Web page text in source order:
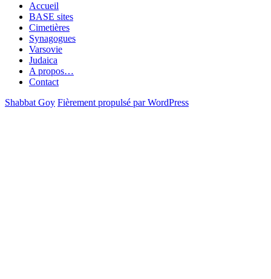
Accueil
BASE sites
Cimetières
Synagogues
Varsovie
Judaica
A propos…
Contact
Shabbat Goy Fièrement propulsé par WordPress